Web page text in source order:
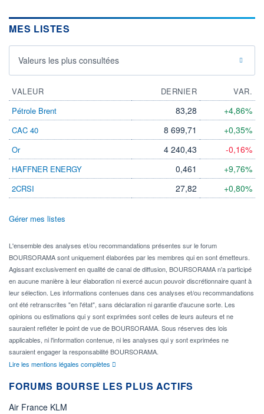
MES LISTES
Valeurs les plus consultées
VALEUR DERNIER
VAR.
Pétrole Brent
83,28 +4,86%
CAC 40 8 699,71 +0,35%
Or 4 240,43 -0,16%
HAFFNER ENERGY 0,461 +9,76%
2CRSI 27,82 +0,80%
Gérer mes listes
L'ensemble des analyses et/ou recommandations présentes sur le forum
BOURSORAMA sont uniquement élaborées par les membres qui en sont émetteurs.
Agissant exclusivement en qualité de canal de diffusion, BOURSORAMA n'a participé
en aucune manière à leur élaboration ni exercé aucun pouvoir discrétionnaire quant à
leur sélection. Les informations contenues dans ces analyses et/ou recommandations
ont été retranscrites "en l'état", sans déclaration ni garantie d'aucune sorte. Les
opinions ou estimations qui y sont exprimées sont celles de leurs auteurs et ne
sauraient refléter le point de vue de BOURSORAMA. Sous réserves des lois
applicables, ni l'information contenue, ni les analyses qui y sont exprimées ne
sauraient engager la responsabilité BOURSORAMA.
Lire les mentions légales complètes
FORUMS BOURSE LES PLUS ACTIFS
Air France KLM